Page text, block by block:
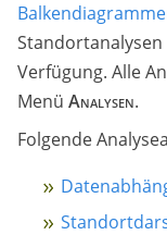
Standortanalysen
Verfügung. Alle
Menü Analysen.
Folgende